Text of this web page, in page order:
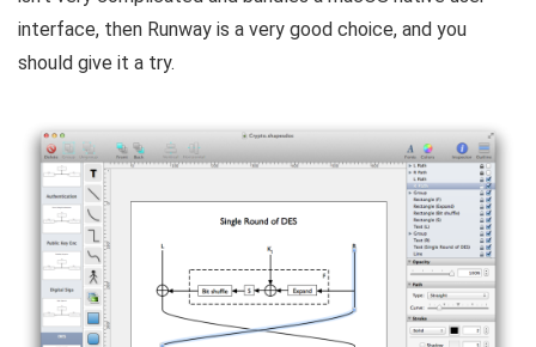
interface, then Runway is a very good choice, and you
should give it a try.